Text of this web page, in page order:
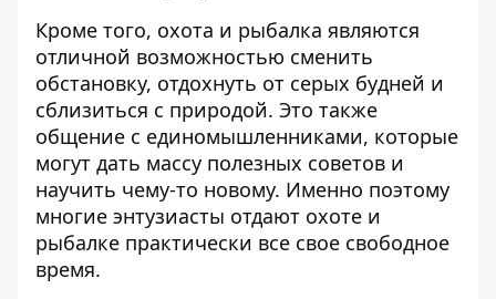
Кроме того, охота и рыбалка являются
отличной возможностью сменить
обстановку, отдохнуть от серых будней и
сблизиться с природой. Это также
общение с единомышленниками, которые
могут дать массу полезных советов и
научить чему-то новому. Именно поэтому
многие энтузиасты отдают охоте и
рыбалке практически все свое свободное
время.